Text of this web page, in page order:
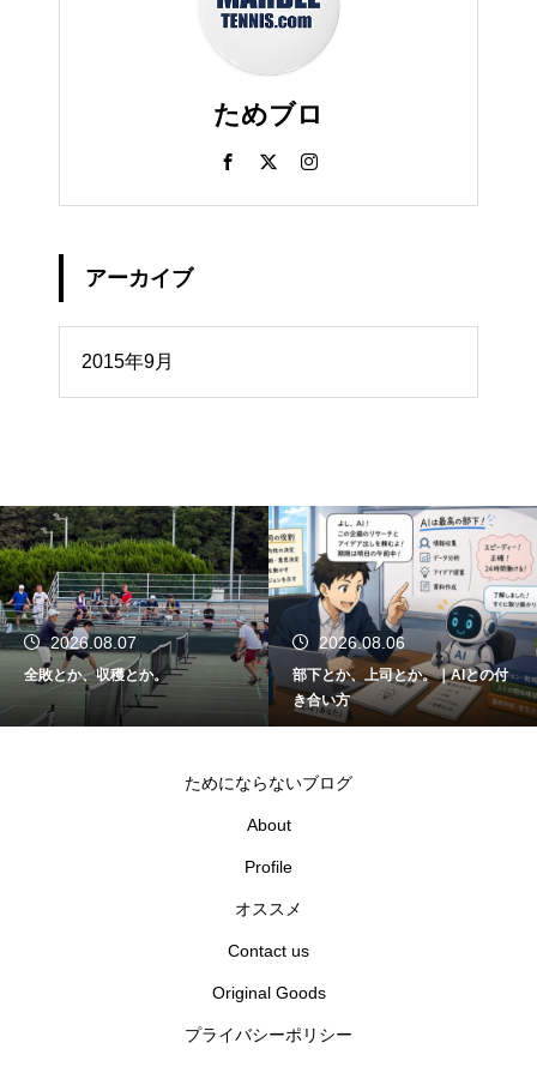
ためブロ
アーカイブ
2026.08.07
全敗とか、収穫とか。
2026.08.06
部下とか、上司とか。｜AIとの付
き合い方
ためにならないブログ
About
Profile
オススメ
Contact us
Original Goods
プライバシーポリシー